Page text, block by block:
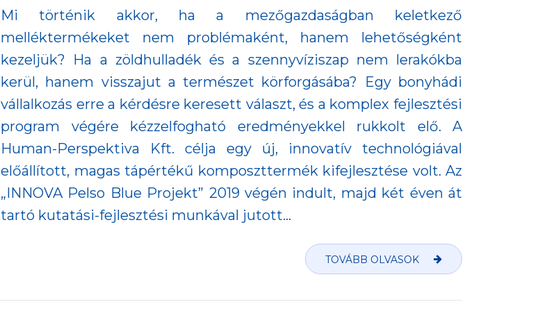
Mi történik akkor, ha a mezőgazdaságban keletkező
melléktermékeket nem problémaként, hanem lehetőségként
kezeljük? Ha a zöldhulladék és a szennyvíziszap nem lerakókba
kerül, hanem visszajut a természet körforgásába? Egy bonyhádi
vállalkozás erre a kérdésre keresett választ, és a komplex fejlesztési
program végére kézzelfogható eredményekkel rukkolt elő. A
Human-Perspektiva Kft. célja egy új, innovatív technológiával
előállított, magas tápértékű komposzttermék kifejlesztése volt. Az
„INNOVA Pelso Blue Projekt” 2019 végén indult, majd két éven át
tartó kutatási-fejlesztési munkával jutott...
TOVÁBB OLVASOK